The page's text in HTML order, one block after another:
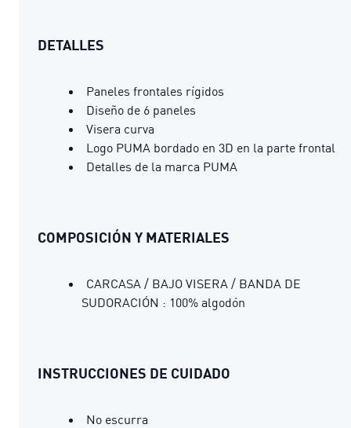
DETALLES
Paneles frontales rígidos
Diseño de 6 paneles
Visera curva
Logo PUMA bordado en 3D en la parte frontal
Detalles de la marca PUMA
COMPOSICIÓN Y MATERIALES
CARCASA / BAJO VISERA / BANDA DE
SUDORACIÓN : 100% algodón
INSTRUCCIONES DE CUIDADO
No escurra